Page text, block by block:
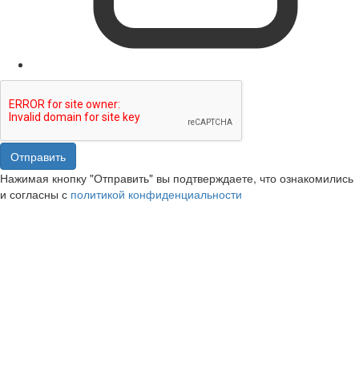
Отправить
Нажимая кнопку "Отправить" вы подтверждаете, что ознакомились
и согласны с политикой конфиденциальности